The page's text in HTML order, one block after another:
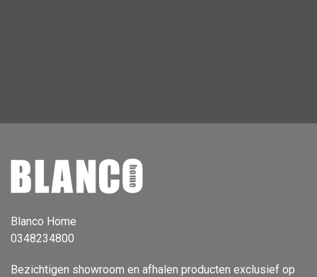
Alle deco
Vaas
Kandelaar
Object
Blanco Home
0348234800
Bezichtigen showroom en afhalen producten exclusief op